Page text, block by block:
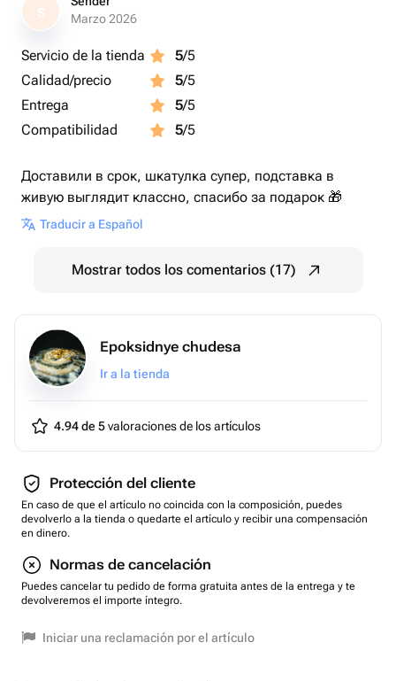
S
Marzo 2026
Servicio de la tienda 5/5
Calidad/precio
5/5
Entrega
5/5
Compatibilidad
5/5
Доставили в срок, шкатулка супер, подставка в
живую выглядит классно, спасибо за подарок 🎁
Traducir a Español
Mostrar todos los comentarios (17)
Epoksidnye chudesa
Ir a la tienda
4.94 de 5valoraciones de los artículos
Protección del cliente
En caso de que el artículo no coincida con la composición, puedes
devolverlo a la tienda o quedarte el artículo y recibir una compensación
en dinero.
Normas de cancelación
Puedes cancelar tu pedido de forma gratuita antes de la entrega y te
devolveremos el importe íntegro.
Iniciar una reclamación por el artículo